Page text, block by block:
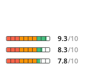
9.3/10
8.3/10
7.8/10